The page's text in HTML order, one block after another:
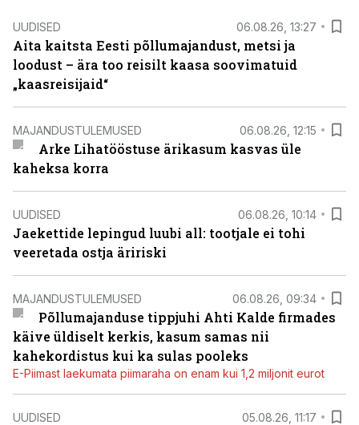
UUDISED 06.08.26, 13:27
Aita kaitsta Eesti põllumajandust, metsi ja
loodust – ära too reisilt kaasa soovimatuid
„kaasreisijaid“
MAJANDUSTULEMUSED 06.08.26, 12:15
Arke Lihatööstuse ärikasum kasvas üle
kaheksa korra
UUDISED 06.08.26, 10:14
Jaekettide lepingud luubi all: tootjale ei tohi
veeretada ostja äririski
MAJANDUSTULEMUSED 06.08.26, 09:34
Põllumajanduse tippjuhi Ahti Kalde firmades
käive üldiselt kerkis, kasum samas nii
kahekordistus kui ka sulas pooleks
E-Piimast laekumata piimaraha on enam kui 1,2 miljonit eurot
UUDISED 05.08.26, 11:17